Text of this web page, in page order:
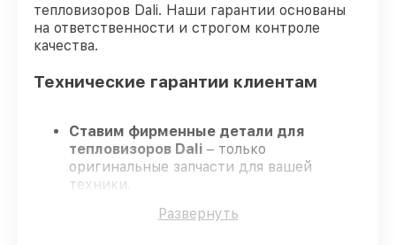
тепловизоров Dali. Наши гарантии основаны
на ответственности и строгом контроле
качества.
Технические гарантии клиентам
Ставим фирменные детали для
тепловизоров Dali – только
оригинальные запчасти для вашей
техники.
серьезную проверку знаний и навыков,
Развернуть